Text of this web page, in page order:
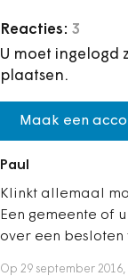
Reacties: 3
U moet ingelogd
plaatsen.
Maak een
Paul
Klinkt allemaal
Een gemeente of
over een besloten
Op 29 september 2016,